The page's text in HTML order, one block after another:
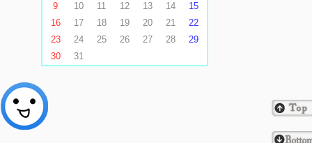
9
10 11 12 13 14
15
16
17 18 19 20 21
22
23
24 25 26 27 28
29
30
31